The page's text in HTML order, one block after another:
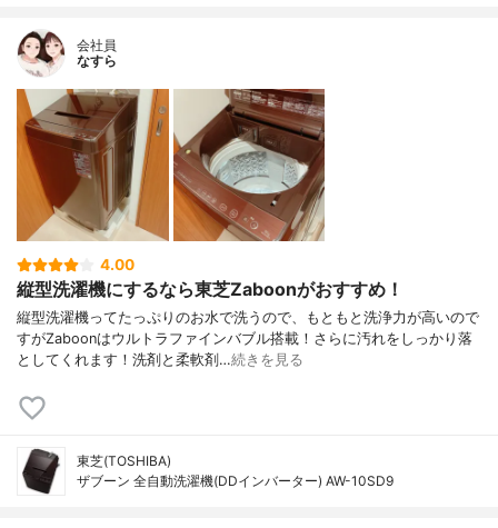
会社員
なすら
4.00
縦型洗濯機にするなら東芝Zaboonがおすすめ！
縦型洗濯機ってたっぷりのお水で洗うので、もともと洗浄力が高いので
すがZaboonはウルトラファインバブル搭載！さらに汚れをしっかり落
としてくれます！洗剤と柔軟剤…続きを見る
東芝(TOSHIBA)
ザブーン 全自動洗濯機(DDインバーター) AW-10SD9